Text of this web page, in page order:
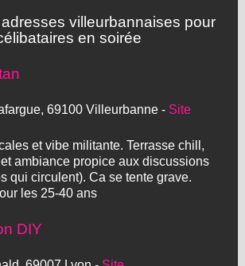
villeurbannaises pour
en soirée
69100 Villeurbanne - Site
et vibe militante. Terrasse chill,
ambiance propice aux discussions
qui circulent). Ca se tente grave.
les 25-40 ans
DIY